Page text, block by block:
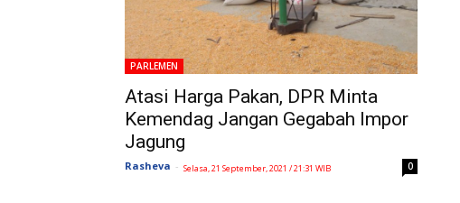
PARLEMEN
Atasi Harga Pakan, DPR Minta
Kemendag Jangan Gegabah Impor
Jagung
Rasheva - Selasa, 21 September, 2021 / 21:31 WIB 0